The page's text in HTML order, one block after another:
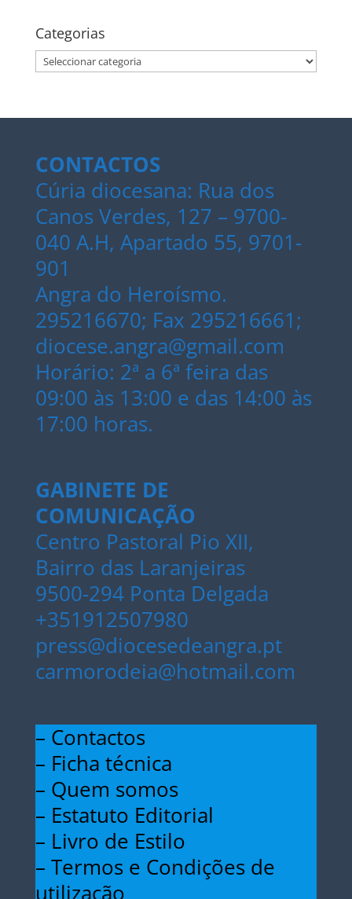
Categorias
Categorias
CONTACTOS
Cúria diocesana: Rua dos
Canos Verdes, 127 – 9700-
040 A.H, Apartado 55, 9701-
901
Angra do Heroísmo.
295216670; Fax 295216661;
diocese.angra@gmail.com
Horário: 2ª a 6ª feira das
09:00 às 13:00 e das 14:00 às
17:00 horas.
GABINETE DE
COMUNICAÇÃO
Centro Pastoral Pio XII,
Bairro das Laranjeiras
9500-294 Ponta Delgada
+351912507980
press@diocesedeangra.pt
carmorodeia@hotmail.com
– Contactos
– Ficha técnica
– Quem somos
– Estatuto Editorial
– Livro de Estilo
– Termos e Condições de
utilização